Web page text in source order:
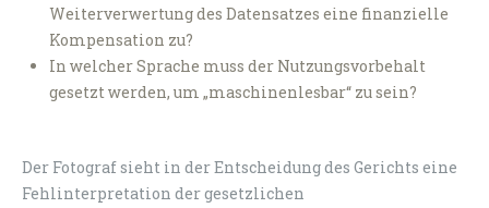
Weiterverwertung des Datensatzes eine finanzielle
Kompensation zu?
In welcher Sprache muss der Nutzungsvorbehalt
gesetzt werden, um „maschinenlesbar“ zu sein?
Der Fotograf sieht in der Entscheidung des Gerichts eine
Fehlinterpretation der gesetzlichen